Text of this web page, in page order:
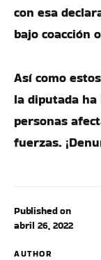
Published on
abril 26, 2022
AUTHOR
con esa
bajo coacción
Así como
la diputada ha
personas
fuerzas.